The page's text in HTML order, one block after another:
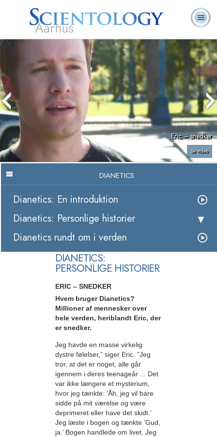
Aarhus
Frivillige
Hjælpere
Ofte stillede
spørgsmål
Bøger
Eric – snedker
Se video
DIANETICS
Dianetics: En introduktion
Dianetics: Personlige historier
Dianetics rundt om i verden
DIANETICS:
PERSONLIGE HISTORIER
ERIC – SNEDKER
Hvem bruger Dianetics?
Millioner af mennesker over
hele verden, heriblandt Eric, der
er snedker.
Jeg havde en masse virkelig
dystre følelser,” siger Eric. ”Jeg
tror, at det er noget, alle går
igennem i deres teenageår ... Det
var ikke længere et mysterium,
hvor jeg tænkte: ’Åh, jeg vil bare
sidde på mit værelse og være
deprimeret eller have det skidt.’
Jeg læste i bogen og tænkte ’Gud,
ja.’ Bogen handlede om livet. Jeg